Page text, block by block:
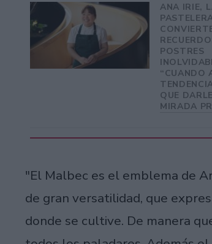
ANA IRIE,
POSTRES
“CUANDO
QUE
MIRADA
"El Malbec es el emblema de
de gran versatilidad, que
donde se cultive. De manera